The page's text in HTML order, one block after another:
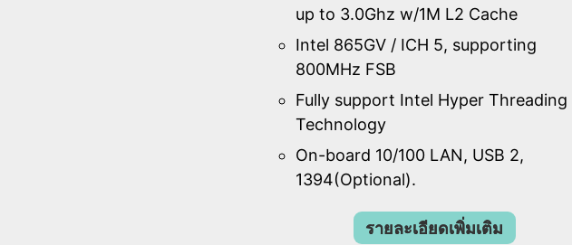
up to 3.0Ghz w/1M L2 Cache
Intel 865GV / ICH 5, supporting
800MHz FSB
Fully support Intel Hyper Threading
Technology
On-board 10/100 LAN, USB 2,
1394(Optional).
รายละเอียดเพิ่มเติม